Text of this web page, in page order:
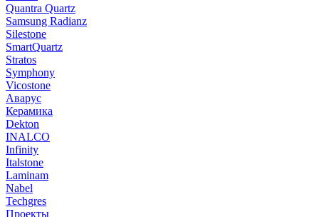
Quantra Quartz
Samsung Radianz
Silestone
SmartQuartz
Stratos
Symphony
Vicostone
Аварус
Керамика
Dekton
INALCO
Infinity
Italstone
Laminam
Nabel
Techgres
Проекты